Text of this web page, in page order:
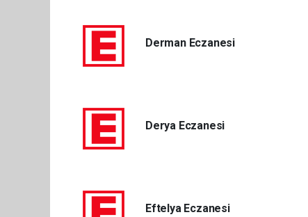
Derman Eczanesi
Derya Eczanesi
Eftelya Eczanesi